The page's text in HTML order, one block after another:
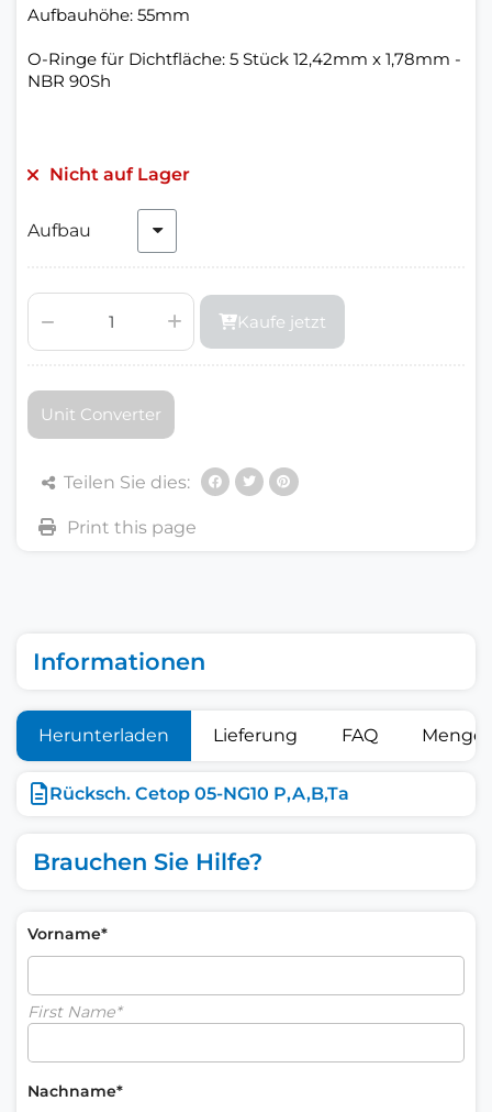
Aufbauhöhe: 55mm
O-Ringe für Dichtfläche: 5 Stück 12,42mm x 1,78mm -
NBR 90Sh
Nicht auf Lager
Aufbau
Kaufe jetzt
Unit Converter
Teilen Sie dies:
Informationen
Herunterladen Lieferung FAQ
Rücksch. Cetop 05-NG10 P,A,B,Ta
Brauchen Sie Hilfe?
Vorname*
First Name*
Nachname*